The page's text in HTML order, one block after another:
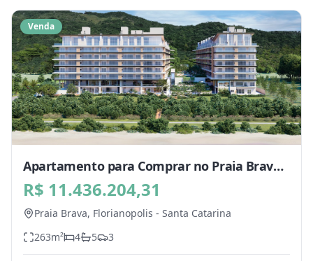
Venda
Apartamento para Comprar no Praia Brava,
Florianopolis - SC
R$ 11.436.204,31
Praia Brava, Florianopolis - Santa Catarina
263m² 4 5 3